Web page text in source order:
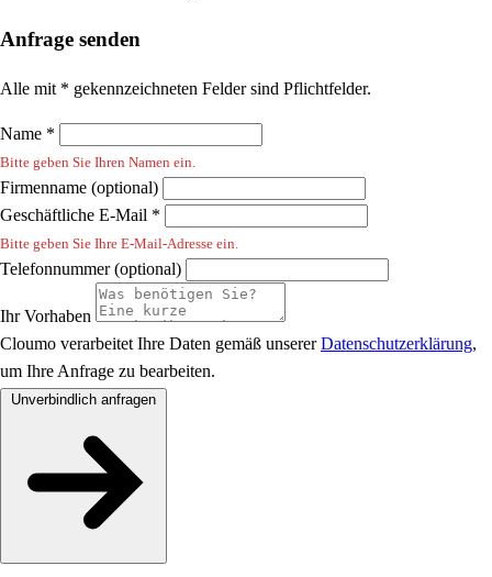
Anfrage senden
Alle mit * gekennzeichneten Felder sind Pflichtfelder.
Name *
Bitte geben Sie Ihren Namen ein.
Firmenname (optional)
Geschäftliche E-Mail *
Bitte geben Sie Ihre E-Mail-Adresse ein.
Telefonnummer (optional)
Ihr Vorhaben
Cloumo verarbeitet Ihre Daten gemäß unsererDatenschutzerklärung,
um Ihre Anfrage zu bearbeiten.